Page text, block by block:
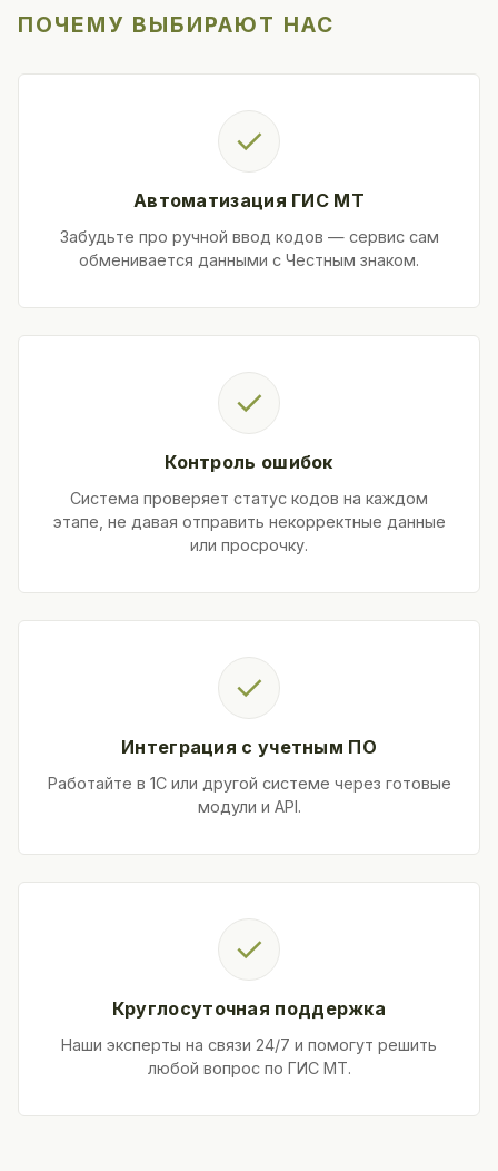
ПОЧЕМУ ВЫБИРАЮТ НАС
✓
Автоматизация ГИС МТ
Забудьте про ручной ввод кодов — сервис сам
обменивается данными с Честным знаком.
✓
Контроль ошибок
Система проверяет статус кодов на каждом
этапе, не давая отправить некорректные данные
или просрочку.
✓
Интеграция с учетным ПО
Работайте в 1С или другой системе через готовые
модули и API.
✓
Круглосуточная поддержка
Наши эксперты на связи 24/7 и помогут решить
любой вопрос по ГИС МТ.